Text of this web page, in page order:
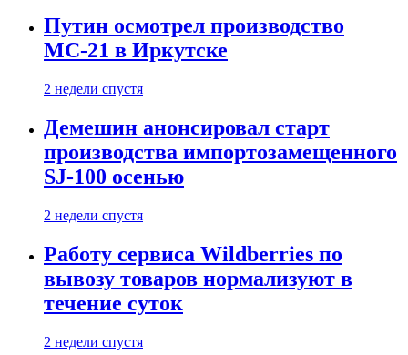
Путин осмотрел производство
МС-21 в Иркутске
2 недели спустя
Демешин анонсировал старт
производства импортозамещенного
SJ-100 осенью
2 недели спустя
Работу сервиса Wildberries по
вывозу товаров нормализуют в
течение суток
2 недели спустя